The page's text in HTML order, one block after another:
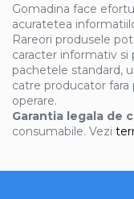
Gomadina face
acuratetea
Rareori produsele
caracter informativ si
pachetele standard,
catre producator
operare.
Garantia legala de
consumabile. Vezi